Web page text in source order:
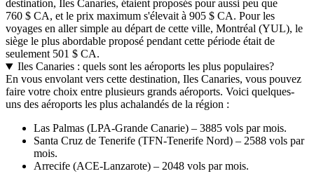
destination, Iles Canaries, étaient proposés pour aussi peu que
760 $ CA, et le prix maximum s'élevait à 905 $ CA. Pour les
voyages en aller simple au départ de cette ville, Montréal (YUL), le
siège le plus abordable proposé pendant cette période était de
seulement 501 $ CA.
Iles Canaries : quels sont les aéroports les plus populaires?
En vous envolant vers cette destination, Iles Canaries, vous pouvez
faire votre choix entre plusieurs grands aéroports. Voici quelques-
uns des aéroports les plus achalandés de la région :
Las Palmas (LPA-Grande Canarie) – 3885 vols par mois.
Santa Cruz de Tenerife (TFN-Tenerife Nord) – 2588 vols par
mois.
Arrecife (ACE-Lanzarote) – 2048 vols par mois.